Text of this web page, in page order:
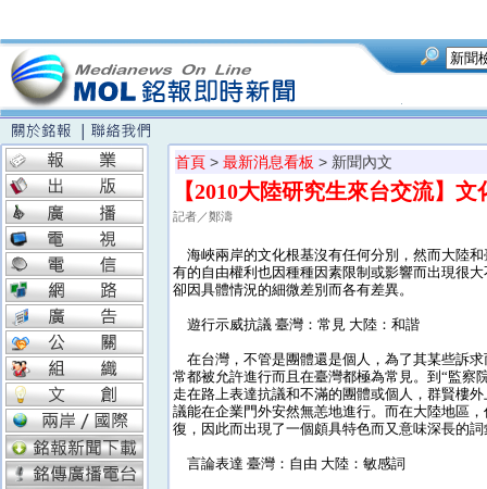
首頁 > 最新消息看板 > 新聞內文
【2010大陸研究生來台交流】
記者／鄭濤
海峽兩岸的文化根基沒有任何分別，然而大陸
有的自由權利也因種種因素限制或影響而出現很
卻因具體情況的細微差別而各有差異。
遊行示威抗議 臺灣：常見 大陸：和諧
在台灣，不管是團體還是個人，為了其某些訴
常都被允許進行而且在臺灣都極為常見。到“監察
走在路上表達抗議和不滿的團體或個人，群賢樓
議能在企業門外安然無恙地進行。而在大陸地區
復，因此而出現了一個頗具特色而又意味深長的
言論表達 臺灣：自由 大陸：敏感詞